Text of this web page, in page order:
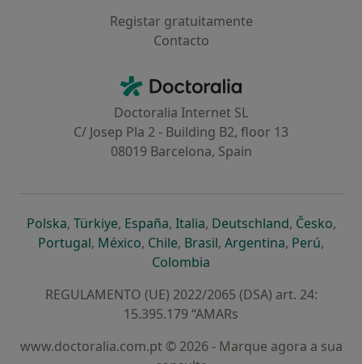
Registar gratuitamente
Contacto
Doctoralia - Homepage
Doctoralia Internet SL
C/ Josep Pla 2 - Building B2, floor 13
08019 Barcelona, Spain
Polskaabre num novo separador
, Türkiyeabre num novo separador
, Españaabre num novo separador
, Italiaabre num novo
, Deutschlandabre num
, Česko,
Portugalabre num novo separador
, Méxicoabre num novo separador
, Chileabre num novo separador
, Brasilabre num novo
, Argentinaabre num
, Perúabre
,
Colombia
REGULAMENTO (UE) 2022/2065 (DSA) art. 24:
15.395.179 “AMARs
www.doctoralia.com.pt © 2026 - Marque agora a sua